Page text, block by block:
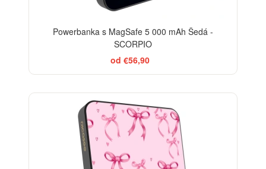
Powerbanka s MagSafe 5 000 mAh Šedá -
SCORPIO
od €56,90